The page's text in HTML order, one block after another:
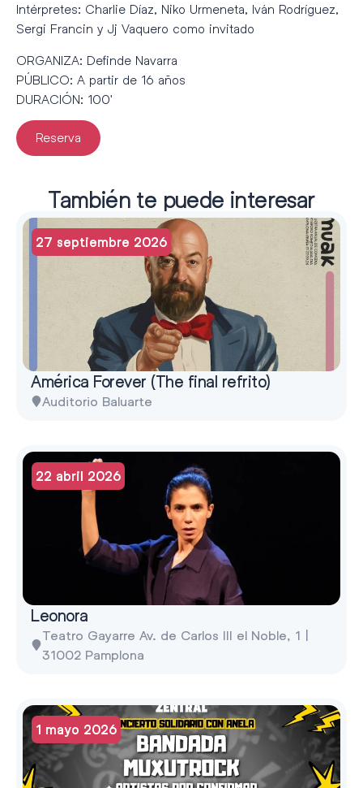
Intérpretes: Charlie Díaz, Niko Urmeneta, Iván Rodríguez,
Sergi Francin y Jj Vaquero como invitado
ORGANIZA: Definde Navarra
PÚBLICO: A partir de 16 años
DURACIÓN: 100′
Reserva
También te puede interesar
27 septiembre 2026
América Forever (The final refrito)
Auditorio Baluarte
22 abril 2026
Leonora
Teatro Gayarre Av. de Carlos III el Noble, 1 |
31002 Pamplona
1 mayo 2026